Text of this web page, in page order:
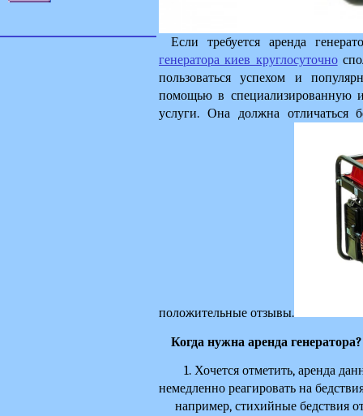
Если требуется аренда
генератора киев круглосуточно
пользоваться успехом и
помощью в специализированную
услуги. Она должна отличаться
положительные отзывы.
Когда нужна аренда
1. Хочется отметить, аренда
немедленно реагировать на
например, стихийные бедствия